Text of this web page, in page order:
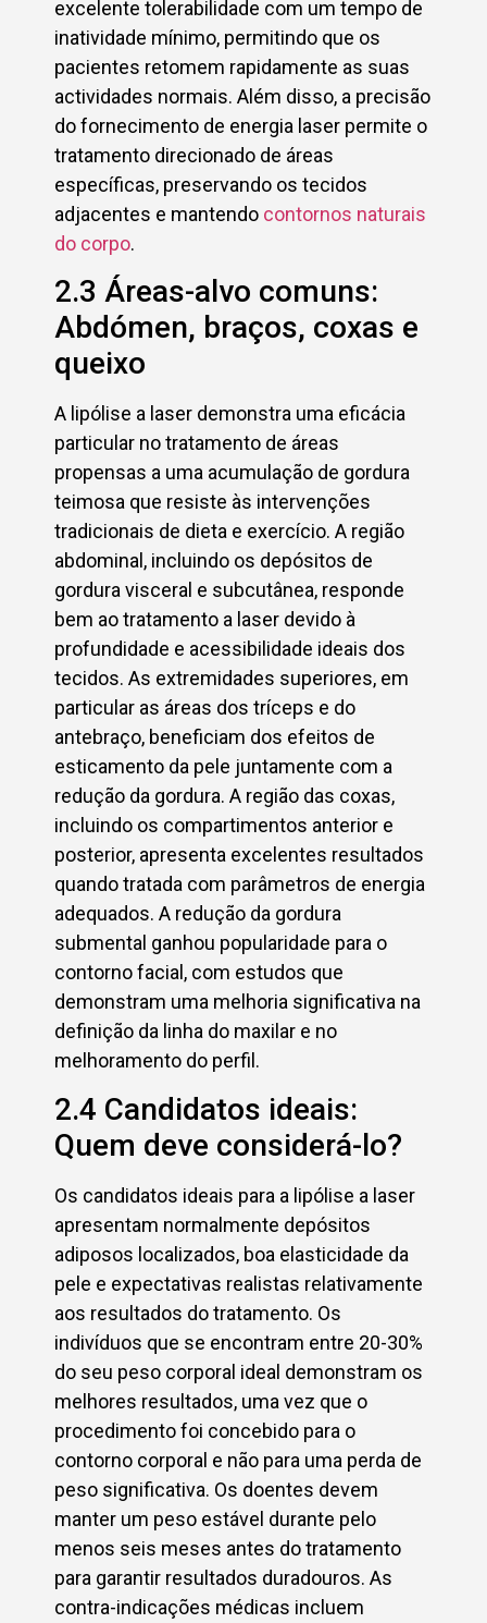
excelente tolerabilidade com um tempo de
inatividade mínimo, permitindo que os
pacientes retomem rapidamente as suas
actividades normais. Além disso, a precisão
do fornecimento de energia laser permite o
tratamento direcionado de áreas
específicas, preservando os tecidos
adjacentes e mantendo contornos naturais
do corpo.
2.3 Áreas-alvo comuns:
Abdómen, braços, coxas e
queixo
A lipólise a laser demonstra uma eficácia
particular no tratamento de áreas
propensas a uma acumulação de gordura
teimosa que resiste às intervenções
tradicionais de dieta e exercício. A região
abdominal, incluindo os depósitos de
gordura visceral e subcutânea, responde
bem ao tratamento a laser devido à
profundidade e acessibilidade ideais dos
tecidos. As extremidades superiores, em
particular as áreas dos tríceps e do
antebraço, beneficiam dos efeitos de
esticamento da pele juntamente com a
redução da gordura. A região das coxas,
incluindo os compartimentos anterior e
posterior, apresenta excelentes resultados
quando tratada com parâmetros de energia
adequados. A redução da gordura
submental ganhou popularidade para o
contorno facial, com estudos que
demonstram uma melhoria significativa na
definição da linha do maxilar e no
melhoramento do perfil.
2.4 Candidatos ideais:
Quem deve considerá-lo?
Os candidatos ideais para a lipólise a laser
apresentam normalmente depósitos
adiposos localizados, boa elasticidade da
pele e expectativas realistas relativamente
aos resultados do tratamento. Os
indivíduos que se encontram entre 20-30%
do seu peso corporal ideal demonstram os
melhores resultados, uma vez que o
procedimento foi concebido para o
contorno corporal e não para uma perda de
peso significativa. Os doentes devem
manter um peso estável durante pelo
menos seis meses antes do tratamento
para garantir resultados duradouros. As
contra-indicações médicas incluem